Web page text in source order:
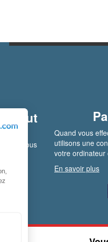
faut
pour vous
Quand vous
utilisons une
votre
En savoir plus